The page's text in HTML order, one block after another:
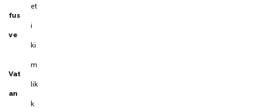
fus
ve
Vat
an
et
i
ki
m
lik
k